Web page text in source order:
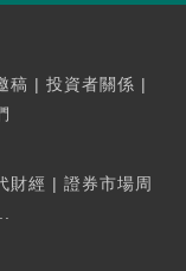
稿 | 投資者關係 |
財經 | 證券市場周